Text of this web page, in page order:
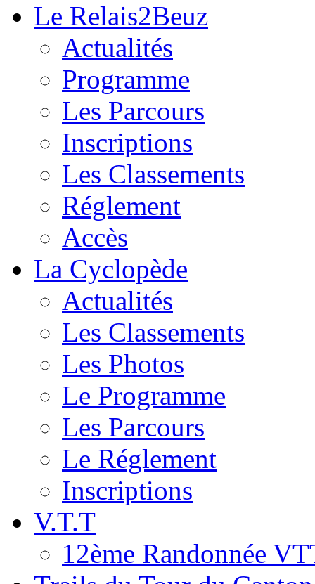
Le Relais2Beuz
Actualités
Programme
Les Parcours
Inscriptions
Les Classements
Réglement
Accès
La Cyclopède
Actualités
Les Classements
Les Photos
Le Programme
Les Parcours
Le Réglement
Inscriptions
V.T.T
12ème Randonnée